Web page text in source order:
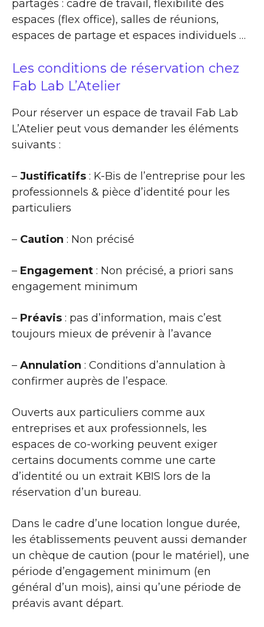
partagés : cadre de travail, flexibilité des
espaces (flex office), salles de réunions,
espaces de partage et espaces individuels …
Les conditions de réservation chez
Fab Lab L’Atelier
Pour réserver un espace de travail Fab Lab
L’Atelier peut vous demander les éléments
suivants :
– Justificatifs : K-Bis de l’entreprise pour les
professionnels & pièce d’identité pour les
particuliers
– Caution : Non précisé
– Engagement : Non précisé, a priori sans
engagement minimum
– Préavis : pas d’information, mais c’est
toujours mieux de prévenir à l’avance
– Annulation : Conditions d’annulation à
confirmer auprès de l’espace.
Ouverts aux particuliers comme aux
entreprises et aux professionnels, les
espaces de co-working peuvent exiger
certains documents comme une carte
d’identité ou un extrait KBIS lors de la
réservation d’un bureau.
Dans le cadre d’une location longue durée,
les établissements peuvent aussi demander
un chèque de caution (pour le matériel), une
période d’engagement minimum (en
général d’un mois), ainsi qu’une période de
préavis avant départ.